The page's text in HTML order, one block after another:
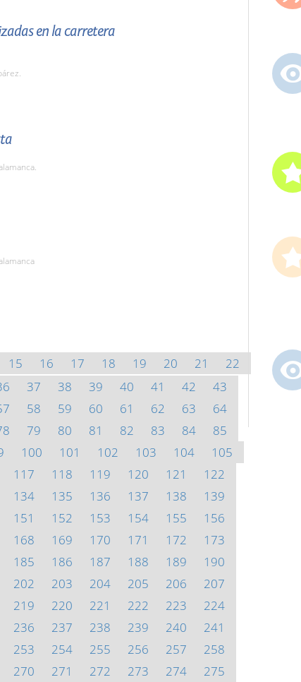
en la carretera
15 16 17 18 19 20 21
22
37 38 39 40 41 42
43
58 59 60 61 62 63
64
79 80 81 82 83 84
85
100 101 102 103 104
105
117 118 119 120 121
122
134 135 136 137 138
139
151 152 153 154 155
156
168 169 170 171 172
173
185 186 187 188 189
190
202 203 204 205 206
207
219 220 221 222 223
224
236 237 238 239 240
241
253 254 255 256 257
258
270 271 272 273 274 275